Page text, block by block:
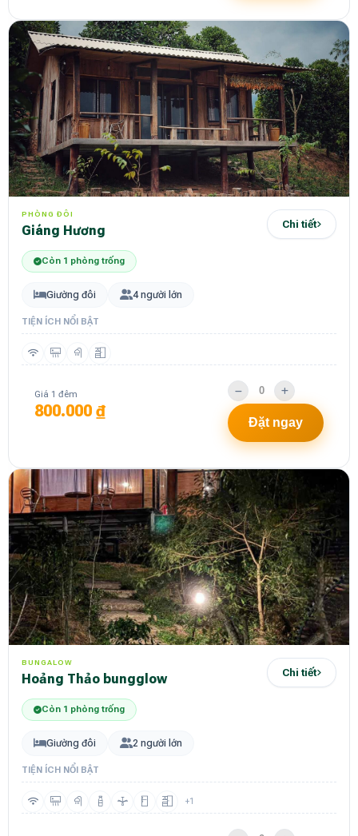
PHÒNG ĐÔI
Giáng Hương Chi tiết
Còn 1 phòng trống
Giường đôi 4 người lớn
TIỆN ÍCH NỔI BẬT
Giá 1 đêm
800.000 ₫
Đặt ngay
BUNGALOW
Hoảng Thảo bungglow Chi tiết
Còn 1 phòng trống
Giường đôi 2 người lớn
TIỆN ÍCH NỔI BẬT
+1